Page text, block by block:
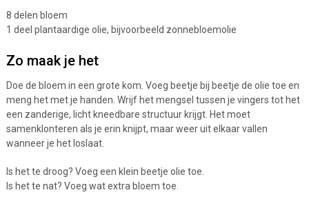
8 delen bloem
1 deel plantaardige olie, bijvoorbeeld zonnebloemolie
Zo maak je het
Doe de bloem in een grote kom. Voeg beetje bij beetje de olie toe en
meng het met je handen. Wrijf het mengsel tussen je vingers tot het
een zanderige, licht kneedbare structuur krijgt. Het moet
samenklonteren als je erin knijpt, maar weer uit elkaar vallen
wanneer je het loslaat.
Is het te droog? Voeg een klein beetje olie toe.
Is het te nat? Voeg wat extra bloem toe.